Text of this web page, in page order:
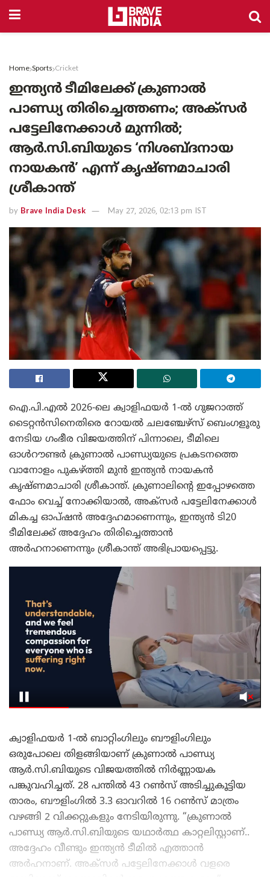
Home Sports Cricket
ഇന്ത്യൻ ടീമിലേക്ക് ക്രുണാൽ
പാണ്ഡ്യ തിരിച്ചെത്തണം; അക്സർ
പട്ടേലിനേക്കാൾ മുന്നിൽ;
ആർ.സി.ബിയുടെ ‘നിശബ്ദനായ
നായകൻ’ എന്ന് കൃഷ്ണമാചാരി
ശ്രീകാന്ത്
by Brave India Desk May 27, 2026, 02:13 pm IST
ഐ.പി.എൽ 2026-ലെ ക്വാളിഫയർ 1-ൽ ഗുജറാത്ത്
ടൈറ്റൻസിനെതിരെ റോയൽ ചലഞ്ചേഴ്സ് ബെംഗളൂരു
നേടിയ ഗംഭീര വിജയത്തിന് പിന്നാലെ, ടീമിലെ
ഓൾറൗണ്ടർ ക്രുണാൽ പാണ്ഡ്യയുടെ പ്രകടനത്തെ
വാനോളം പുകഴ്ത്തി മുൻ ഇന്ത്യൻ നായകൻ
കൃഷ്ണമാചാരി ശ്രീകാന്ത്. ക്രുണാലിന്റെ ഇപ്പോഴത്തെ
ഫോം വെച്ച് നോക്കിയാൽ, അക്സർ പട്ടേലിനേക്കാൾ
മികച്ച ഓപ്ഷൻ അദ്ദേഹമാണെന്നും, ഇന്ത്യൻ ടി20
ടീമിലേക്ക് അദ്ദേഹം തിരിച്ചെത്താൻ
അർഹനാണെന്നും ശ്രീകാന്ത് അഭിപ്രായപ്പെട്ടു.
ക്വാളിഫയർ 1-ൽ ബാറ്റിംഗിലും ബൗളിംഗിലും
ഒരുപോലെ തിളങ്ങിയാണ് ക്രുണാൽ പാണ്ഡ്യ
ആർ.സി.ബിയുടെ വിജയത്തിൽ നിർണ്ണായക
പങ്കുവഹിച്ചത്. 28 പന്തിൽ 43 റൺസ് അടിച്ചുകൂട്ടിയ
താരം, ബൗളിംഗിൽ 3.3 ഓവറിൽ 16 റൺസ് മാത്രം
വഴങ്ങി 2 വിക്കറ്റുകളും നേടിയിരുന്നു. “ക്രുണാൽ
പാണ്ഡ്യ ആർ.സി.ബിയുടെ യഥാർത്ഥ കാറ്റലിസ്റ്റാണ്..
അദ്ദേഹം വീണ്ടും ഇന്ത്യൻ ടീമിൽ എത്താൻ
അർഹനാണ്. അക്സർ പട്ടേലിനേക്കാൾ വളരെ